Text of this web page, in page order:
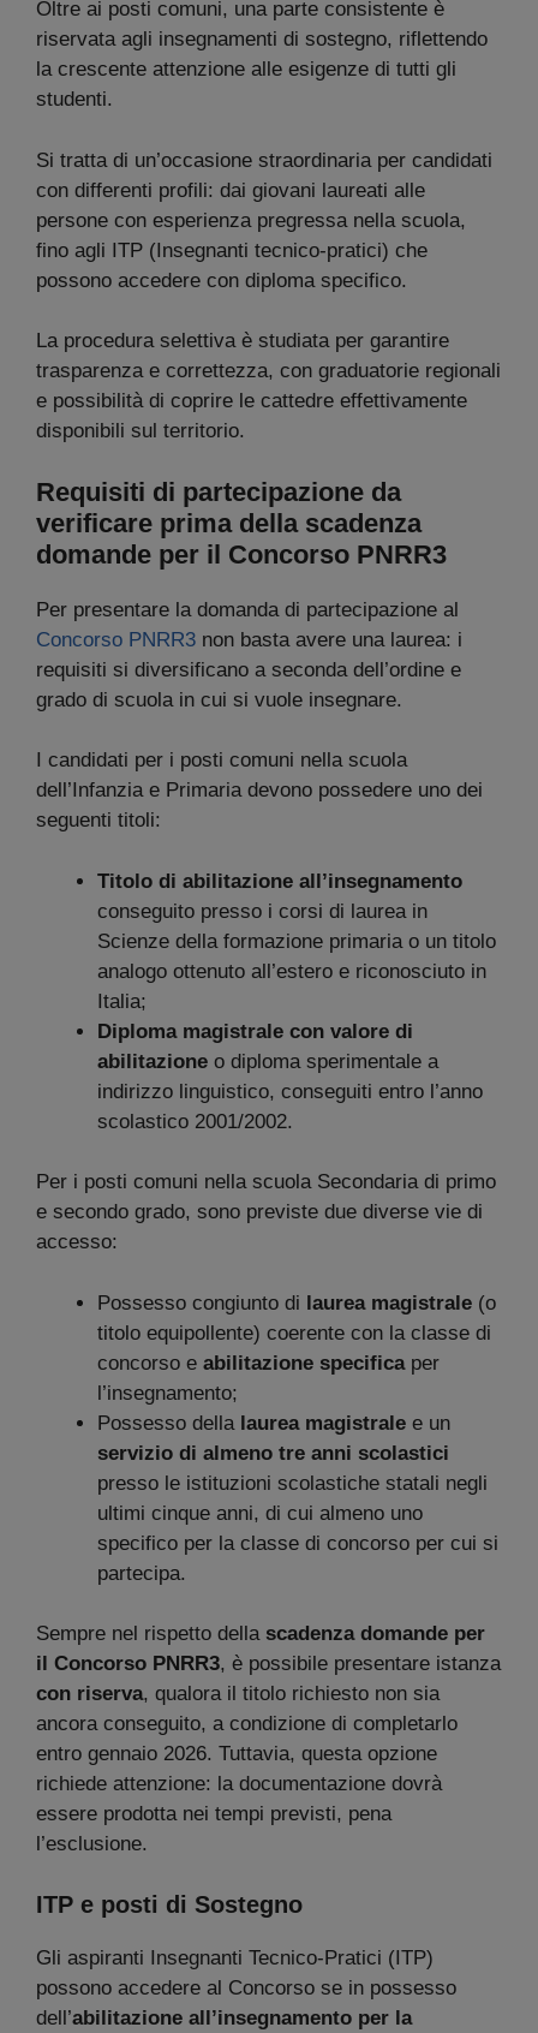
Oltre ai posti comuni, una parte consistente è
riservata agli insegnamenti di sostegno, riflettendo
la crescente attenzione alle esigenze di tutti gli
studenti.
Si tratta di un’occasione straordinaria per candidati
con differenti profili: dai giovani laureati alle
persone con esperienza pregressa nella scuola,
fino agli ITP (Insegnanti tecnico-pratici) che
possono accedere con diploma specifico.
La procedura selettiva è studiata per garantire
trasparenza e correttezza, con graduatorie regionali
e possibilità di coprire le cattedre effettivamente
disponibili sul territorio.
Requisiti di partecipazione da
verificare prima della scadenza
domande per il Concorso PNRR3
Per presentare la domanda di partecipazione al
Concorso PNRR3 non basta avere una laurea: i
requisiti si diversificano a seconda dell’ordine e
grado di scuola in cui si vuole insegnare.
I candidati per i posti comuni nella scuola
dell’Infanzia e Primaria devono possedere uno dei
seguenti titoli:
Titolo di abilitazione all’insegnamento
conseguito presso i corsi di laurea in
Scienze della formazione primaria o un titolo
analogo ottenuto all’estero e riconosciuto in
Italia;
Diploma magistrale con valore di
abilitazione o diploma sperimentale a
indirizzo linguistico, conseguiti entro l’anno
scolastico 2001/2002.
Per i posti comuni nella scuola Secondaria di primo
e secondo grado, sono previste due diverse vie di
accesso:
Possesso congiunto di laurea magistrale (o
titolo equipollente) coerente con la classe di
concorso e abilitazione specificaper
l’insegnamento;
Possesso della laurea magistrale e un
servizio di almeno tre anni scolastici
presso le istituzioni scolastiche statali negli
ultimi cinque anni, di cui almeno uno
specifico per la classe di concorso per cui si
partecipa.
Sempre nel rispetto della scadenza domande per
il Concorso PNRR3, è possibile presentare istanza
con riserva, qualora il titolo richiesto non sia
ancora conseguito, a condizione di completarlo
entro gennaio 2026. Tuttavia, questa opzione
richiede attenzione: la documentazione dovrà
essere prodotta nei tempi previsti, pena
l’esclusione.
ITP e posti di Sostegno
Gli aspiranti Insegnanti Tecnico-Pratici (ITP)
possono accedere al Concorso se in possesso
dell’abilitazione all’insegnamento per la